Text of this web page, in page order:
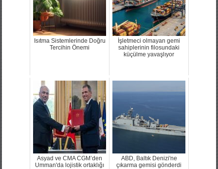
Isıtma Sistemlerinde Doğru
Tercihin Önemi
İşletmeci olmayan gemi
sahiplerinin filosundaki
küçülme yavaşlıyor
Asyad ve CMA CGM’den
Umman'da lojistik ortaklığı
ABD, Baltık Denizi'ne
çıkarma gemisi gönderdi